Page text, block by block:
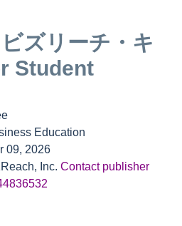
ズリーチ・キ
Student
Education
09, 2026
Inc. Contact publisher